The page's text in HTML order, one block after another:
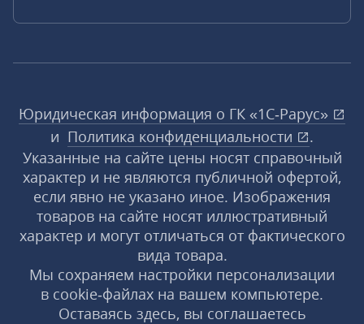
Юридическая информация о ГК «1С‑Рарус»
и Политика конфиденциальности
.
Указанные на сайте цены носят справочный
характер и не являются публичной офертой,
если явно не указано иное. Изображения
товаров на сайте носят иллюстративный
характер и могут отличаться от фактического
вида товара.
Мы сохраняем настройки персонализации
в cookie‑файлах на вашем компьютере.
Оставаясь здесь, вы соглашаетесь